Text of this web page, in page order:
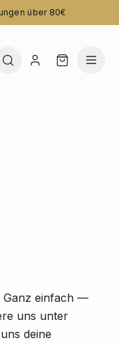
über 80€
Ganz einfach —
uns unter
deine